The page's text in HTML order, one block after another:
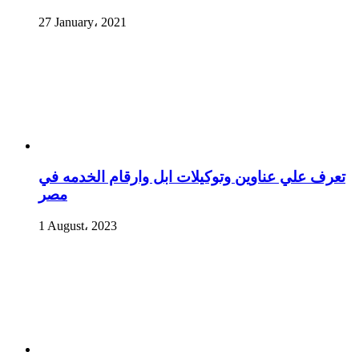
27 January، 2021
تعرف علي عناوين وتوكيلات ابل وارقام الخدمه في
مصر
1 August، 2023